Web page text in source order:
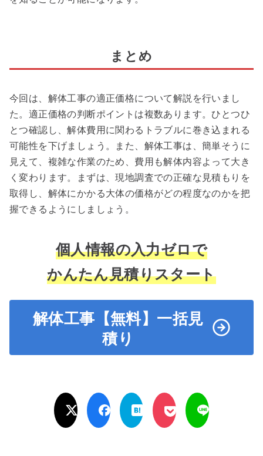
まとめ
今回は、解体工事の適正価格について解説を行いまし
た。適正価格の判断ポイントは複数あります。ひとつひ
とつ確認し、解体費用に関わるトラブルに巻き込まれる
可能性を下げましょう。また、解体工事は、簡単そうに
見えて、複雑な作業のため、費用も解体内容よって大き
く変わります。まずは、現地調査での正確な見積もりを
取得し、解体にかかる大体の価格がどの程度なのかを把
握できるようにしましょう。
個人情報の入力ゼロで
かんたん見積りスタート
解体工事【無料】一括見
積り